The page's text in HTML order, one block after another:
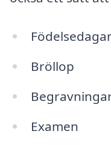
Bröllop
Examen